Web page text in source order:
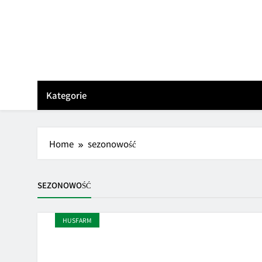
Kategorie
Home sezonowość
SEZONOWOŚĆ
HUSFARM